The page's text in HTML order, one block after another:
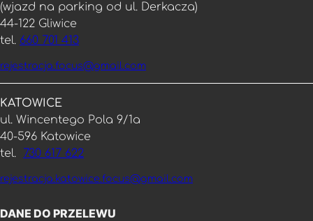
(wjazd na parking od ul. Derkacza)
44-122 Gliwice
tel. 660 701 413
rejestracja.focus@gmail.com
KATOWICE
ul. Wincentego Pola 9/1a
40-596 Katowice
tel. 730 617 622
rejestracja.katowice.focus@gmail.com
DANE DO PRZELEWU